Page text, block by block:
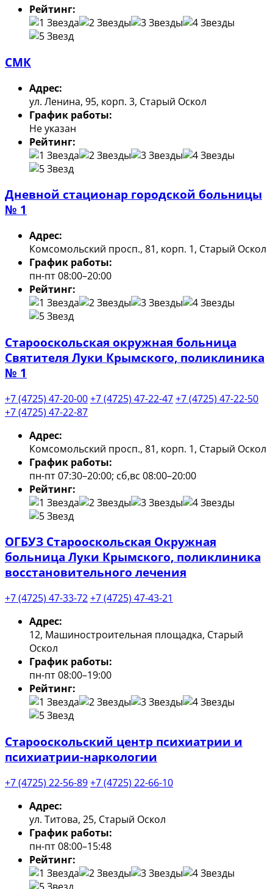
Рейтинг:
СМК
Адрес:
ул. Ленина, 95, корп. 3, Старый Оскол
График работы:
Не указан
Рейтинг:
Дневной стационар городской больницы
№ 1
Адрес:
Комсомольский просп., 81, корп. 1, Старый Оскол
График работы:
пн-пт 08:00–20:00
Рейтинг:
Старооскольская окружная больница
Святителя Луки Крымского, поликлиника
№ 1
+7 (4725) 47-20-00+7 (4725) 47-22-47+7 (4725) 47-22-50
+7 (4725) 47-22-87
Адрес:
Комсомольский просп., 81, корп. 1, Старый Оскол
График работы:
пн-пт 07:30–20:00; сб,вс 08:00–20:00
Рейтинг:
ОГБУЗ Старооскольская Окружная
больница Луки Крымского, поликлиника
восстановительного лечения
+7 (4725) 47-33-72+7 (4725) 47-43-21
Адрес:
12, Машиностроительная площадка, Старый
Оскол
График работы:
пн-пт 08:00–19:00
Рейтинг:
Старооскольский центр психиатрии и
психиатрии-наркологии
+7 (4725) 22-56-89+7 (4725) 22-66-10
Адрес:
ул. Титова, 25, Старый Оскол
График работы:
пн-пт 08:00–15:48
Рейтинг: